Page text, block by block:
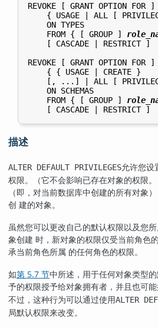
REVOKE [ GRANT OPTION FOR ]
{ USAGE | ALL [
    ON TYPES
    FROM { [ GROUP ]
    [ CASCADE | RESTRICT ]
REVOKE [ GRANT OPTION FOR ]
    { { USAGE | CREATE }
[, ...] | ALL [
    ON SCHEMAS
    FROM { [ GROUP ]
描述
ALTER DEFAULT PRIVILEGES允许您设
权限。（它不会影响已存在对象的权限
（即，对当前数据库中创建的所有对象
创 建的对象。
虽然您可以更改自己的默认权限以及您
象创建 时，新对象的权限仅受当前角色
承当前角色所属 的任何角色的权限。
如第 5.7 节中所述，用于任何对象类型
予的权限授予给对象拥有者，并且也可
不过，这种行为可以通过使用ALTER
局默认权限来改变。